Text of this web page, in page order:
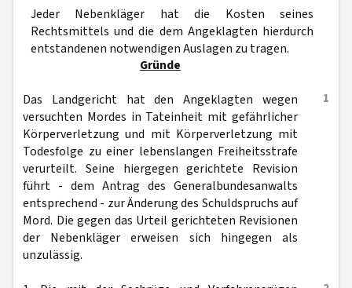
Jeder Nebenkläger hat die Kosten seines
Rechtsmittels und die dem Angeklagten hierdurch
entstandenen notwendigen Auslagen zu tragen.
Gründe
1
Das Landgericht hat den Angeklagten wegen
versuchten Mordes in Tateinheit mit gefährlicher
Körperverletzung und mit Körperverletzung mit
Todesfolge zu einer lebenslangen Freiheitsstrafe
verurteilt. Seine hiergegen gerichtete Revision
führt - dem Antrag des Generalbundesanwalts
entsprechend - zur Änderung des Schuldspruchs auf
Mord. Die gegen das Urteil gerichteten Revisionen
der Nebenkläger erweisen sich hingegen als
unzulässig.